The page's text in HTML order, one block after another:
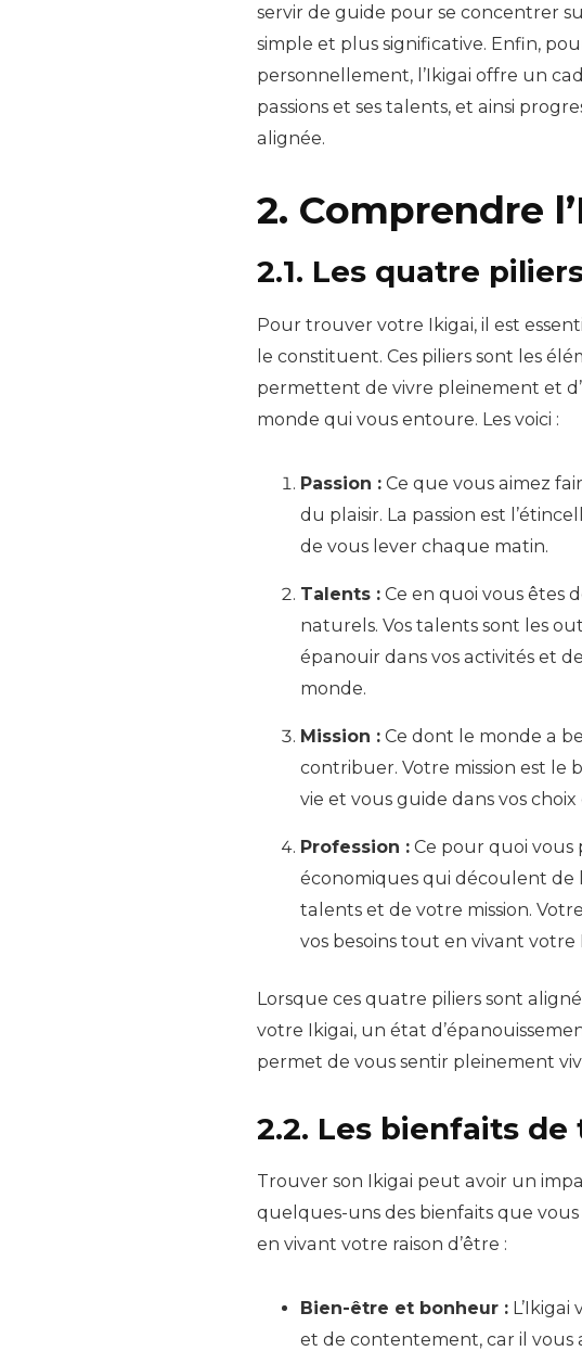
servir de guide pour se concentrer
simple et plus significative. Enfin,
personnellement, l’Ikigai offre un
passions et ses talents, et ainsi
alignée.
2. Comprendre
2.1. Les quatre
Pour trouver votre Ikigai, il est
le constituent. Ces piliers sont les
permettent de vivre pleinement et
monde qui vous entoure. Les voici :
Passion : Ce que vous aimez
du plaisir. La passion est
de vous lever chaque matin.
Talents : Ce en quoi vous êtes
naturels. Vos talents sont les
épanouir dans vos activités et
monde.
Mission : Ce dont le monde a
contribuer. Votre mission est le
vie et vous guide dans vos choix
Profession : Ce pour quoi
économiques qui découlent de
talents et de votre mission.
vos besoins tout en vivant votre
Lorsque ces quatre piliers sont
votre Ikigai, un état
permet de vous sentir pleinement
2.2. Les bienfaits
Trouver son Ikigai peut avoir un
quelques-uns des bienfaits que
en vivant votre raison d’être :
Bien-être et bonheur :
et de contentement, car il vous